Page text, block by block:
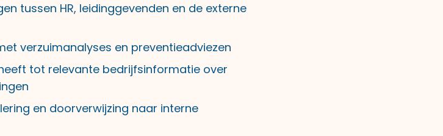
tussen HR, leidinggevenden en de externe
verzuimanalyses en preventieadviezen
tot relevante bedrijfsinformatie over
en doorverwijzing naar interne